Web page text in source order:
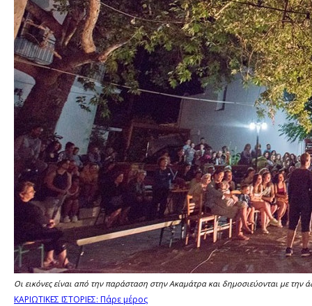
Οι εικόνες είναι από την παράσταση στην Ακαμάτρα και δημοσιεύονται με την
ΚΑΡΙΩΤΙΚΕΣ ΙΣΤΟΡΙΕΣ: Πάρε μέρος